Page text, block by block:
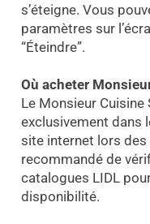
s’éteigne. Vous
paramètres sur
“Éteindre”.
Où acheter
Le Monsieur
exclusivement dans
site internet lors
recommandé de
catalogues LIDL
disponibilité.